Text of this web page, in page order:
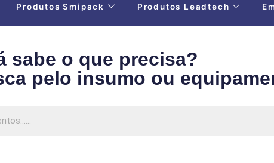
Produtos Smipack Produtos Leadtech
sabe o que precisa?
pelo insumo ou